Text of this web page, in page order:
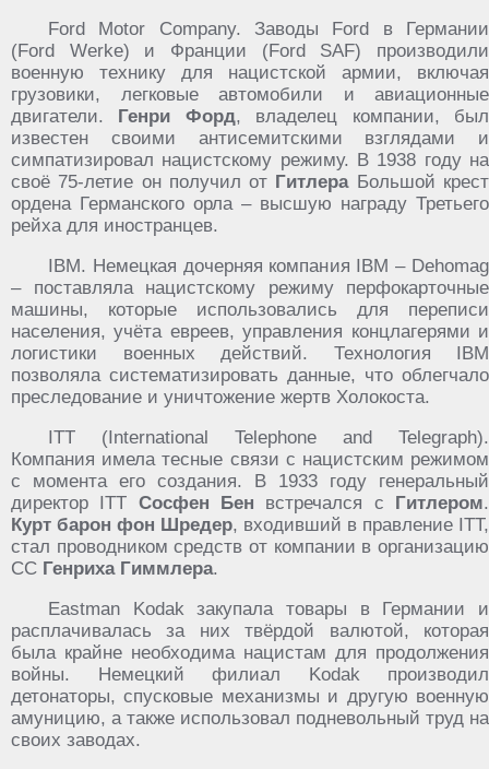
Ford Motor Company. Заводы Ford в Германии
(Ford Werke) и Франции (Ford SAF) производили
военную технику для нацистской армии, включая
грузовики, легковые автомобили и авиационные
двигатели. Генри Форд, владелец компании, был
известен своими антисемитскими взглядами и
симпатизировал нацистскому режиму. В 1938 году на
своё 75-летие он получил от Гитлера Большой крест
ордена Германского орла – высшую награду Третьего
рейха для иностранцев.
IBM. Немецкая дочерняя компания IBM – Dehomag
– поставляла нацистскому режиму перфокарточные
машины, которые использовались для переписи
населения, учёта евреев, управления концлагерями и
логистики военных действий. Технология IBM
позволяла систематизировать данные, что облегчало
преследование и уничтожение жертв Холокоста.
ITT (International Telephone and Telegraph).
Компания имела тесные связи с нацистским режимом
с момента его создания. В 1933 году генеральный
директор ITT Сосфен Бен встречался с Гитлером.
Курт барон фон Шредер, входивший в правление ITT,
стал проводником средств от компании в организацию
СС Генриха Гиммлера.
Eastman Kodak закупала товары в Германии и
расплачивалась за них твёрдой валютой, которая
была крайне необходима нацистам для продолжения
войны. Немецкий филиал Kodak производил
детонаторы, спусковые механизмы и другую военную
амуницию, а также использовал подневольный труд на
своих заводах.